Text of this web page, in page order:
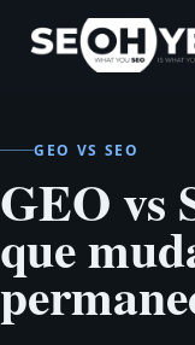
SEOH
GEO VS SEO
GEO vs
que